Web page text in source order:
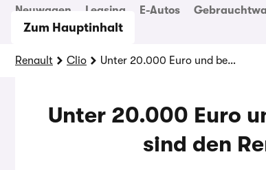
Zum Hauptinhalt
Neuwagen Leasing E-Autos
Renault Clio Unter 20.000 Euro und besser als der Polo? – Wir sind den Renault Clio gefahren
Unter 20.000 Euro
sind den